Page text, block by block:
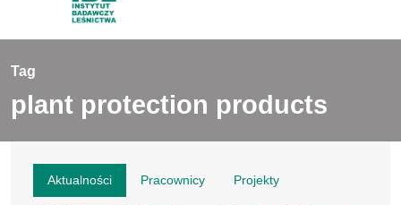
Tag
plant protection products
Aktualności Pracownicy Projekty